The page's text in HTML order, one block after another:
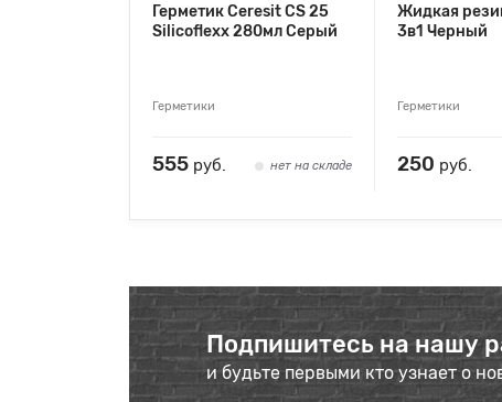
Герметик Ceresit CS 25
Silicoflexx 280мл Серый
Герметики
555 руб. нет на складе
Жидкая
3в1 Черный
Герметики
250 руб.
Подпишитесь на нашу
и будьте первыми кто узнает о